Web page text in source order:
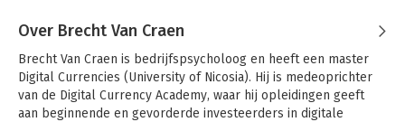
Over Brecht Van Craen
Brecht Van Craen is bedrijfspsycholoog en heeft een master
Digital Currencies (University of Nicosia). Hij is medeoprichter
van de Digital Currency Academy, waar hij opleidingen geeft
aan beginnende en gevorderde investeerders in digitale